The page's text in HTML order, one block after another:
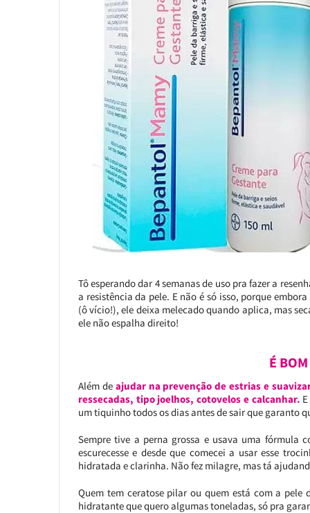
Tô esperando dar 4 semanas de uso pra fazer a
a resistência da pele. E não é só isso, porque
(ô vício!), ele deixa melecado quando aplica, mas
ele não espalha direito!
É
Além deajudar na prevenção de estrias e
ressecadas, tipo joelhos, cotovelos e calcanhar.
um tiquinho todos os dias antes de sair que garanto
Sempre tive a perna grossa e usava uma fórmula
escurecesse e desde que comecei a usar esse
hidratada e clarinha. Não fez milagre, mas tá
Quem tem ceratose pilar ou quem está com a
hidratante que quero algumas toneladas, só pra